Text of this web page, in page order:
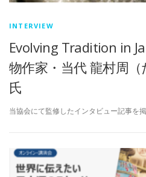
INTERVIEW
Evolving Tradition in
物作家・当代 龍村周（
氏
当協会にて監修したインタビュー記事を掲